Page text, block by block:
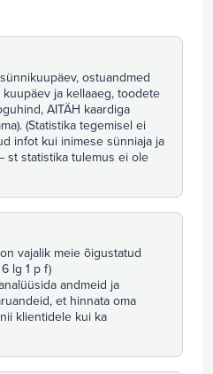
ostuandmed
ja kellaaeg, toodete
AITÄH kaardiga
(Statistika tegemisel ei
infot kui inimese sünniaja ja
st statistika tulemus ei ole
vajalik meie õigustatud
lg 1 p f)
andmeid ja
et hinnata oma
klientidele kui ka